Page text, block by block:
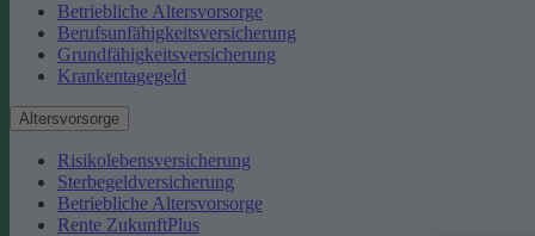
Betriebliche Altersvorsorge
Berufsunfähigkeitsversicherung
Grundfähigkeitsversicherung
Krankentagegeld
Altersvorsorge
Risikolebensversicherung
Sterbegeldversicherung
Betriebliche Altersvorsorge
Rente ZukunftPlus